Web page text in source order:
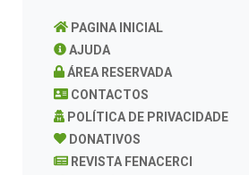
PAGINA INICIAL
AJUDA
ÁREA RESERVADA
CONTACTOS
POLÍTICA DE PRIVACIDADE
DONATIVOS
REVISTA FENACERCI